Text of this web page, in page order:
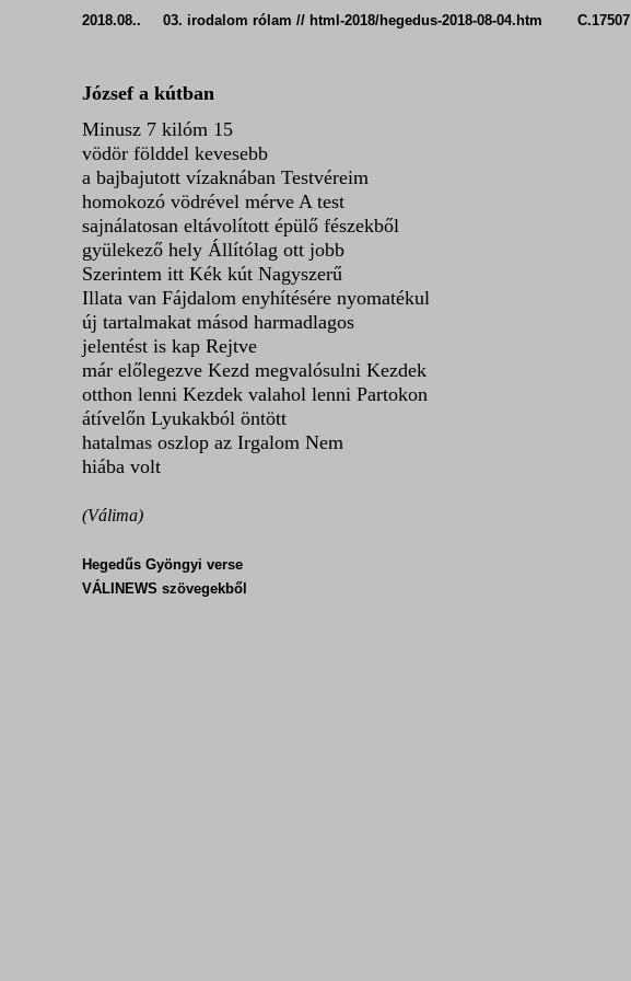
2018.08.. 03. irodalom rólam // html-2018/hegedus-2018-08-04.htm C.17507
József a kútban
Minusz 7 kilóm 15
vödör földdel kevesebb
a bajbajutott vízaknában Testvéreim
homokozó vödrével mérve A test
sajnálatosan eltávolított épülő fészekből
gyülekező hely Állítólag ott jobb
Szerintem itt Kék kút Nagyszerű
Illata van Fájdalom enyhítésére nyomatékul
új tartalmakat másod harmadlagos
jelentést is kap Rejtve
már előlegezve Kezd megvalósulni Kezdek
otthon lenni Kezdek valahol lenni Partokon
átívelőn Lyukakból öntött
hatalmas oszlop az Irgalom Nem
hiába volt
(Válima)
Hegedűs Gyöngyi verse
VÁLINEWS szövegekből